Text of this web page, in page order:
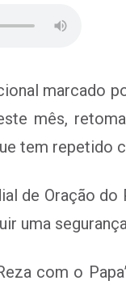
marcado
mês,
tem repetido
de Oração
uma
com o